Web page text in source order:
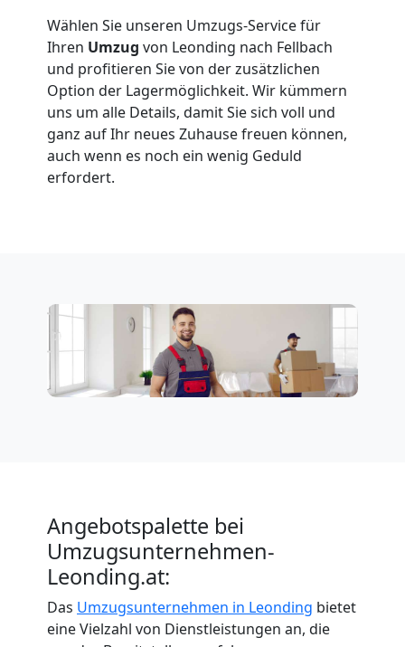
Wählen Sie unseren Umzugs-Service für
Ihren Umzug von Leonding nach Fellbach
und profitieren Sie von der zusätzlichen
Option der Lagermöglichkeit. Wir kümmern
uns um alle Details, damit Sie sich voll und
ganz auf Ihr neues Zuhause freuen können,
auch wenn es noch ein wenig Geduld
erfordert.
Angebotspalette bei
Umzugsunternehmen-
Leonding.at:
Das Umzugsunternehmen in Leonding bietet
eine Vielzahl von Dienstleistungen an, die